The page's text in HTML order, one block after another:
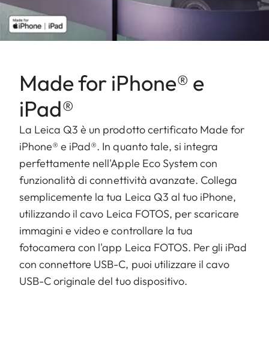
Made for iPhone® e
iPad®
La Leica Q3 è un prodotto certificato Made for
iPhone® e iPad®. In quanto tale, si integra
perfettamente nell'Apple Eco System con
funzionalità di connettività avanzate. Collega
semplicemente la tua Leica Q3 al tuo iPhone,
utilizzando il cavo Leica FOTOS, per scaricare
immagini e video e controllare la tua
fotocamera con l'app Leica FOTOS. Per gli iPad
con connettore USB-C, puoi utilizzare il cavo
USB-C originale del tuo dispositivo.